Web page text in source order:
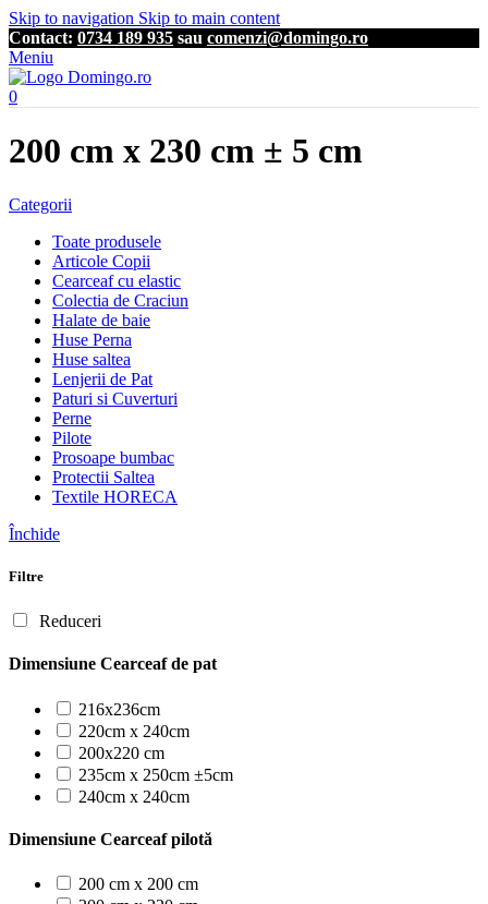
Skip to navigation Skip to main content
Contact: 0734 189 935 sau comenzi@domingo.ro
Meniu
0
200 cm x 230 cm ± 5 cm
Categorii
Toate produsele
Articole Copii
Cearceaf cu elastic
Colectia de Craciun
Halate de baie
Huse Perna
Huse saltea
Lenjerii de Pat
Paturi si Cuverturi
Perne
Pilote
Prosoape bumbac
Protectii Saltea
Textile HORECA
Închide
Filtre
Reduceri
Dimensiune Cearceaf de pat
216x236cm
220cm x 240cm
200x220 cm
235cm x 250cm ±5cm
240cm x 240cm
Dimensiune Cearceaf pilotă
200 cm x 200 cm